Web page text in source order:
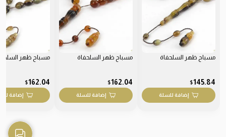
مسباح ظهر السلحفاة
145.84
$
إضافة للسلة
مسباح ظهر السلحفاة
162.04
$
إضافة للسلة
مسباح ظهر
162.04
$
إضافة